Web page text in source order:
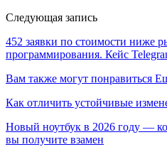
Следующая запись
452 заявки по стоимости ниже
программирования. Кейс
Вам также могут понравиться
Как отличить устойчивые
Новый ноутбук в 2026 году —
вы получите взамен